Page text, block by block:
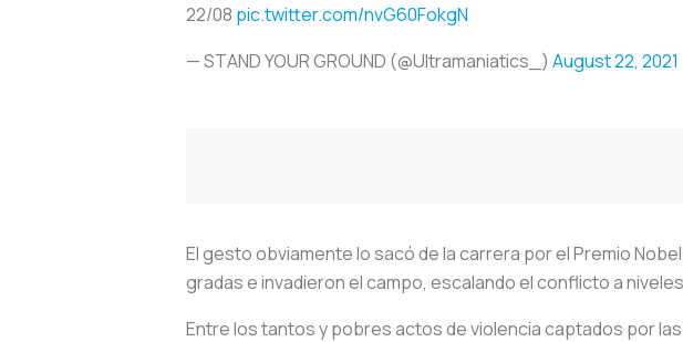
22/08 pic.twitter.com/nvG60FokgN
— STAND YOUR GROUND (@Ultramaniatics_) August 22, 2021
El gesto obviamente lo sacó de la carrera por el Premio
gradas e invadieron el campo, escalando el conflicto a
Entre los tantos y pobres actos de violencia captados por